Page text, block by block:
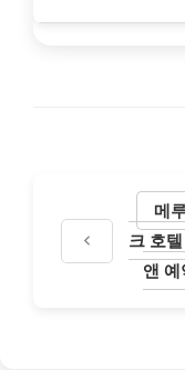
메
크 호
앤 예